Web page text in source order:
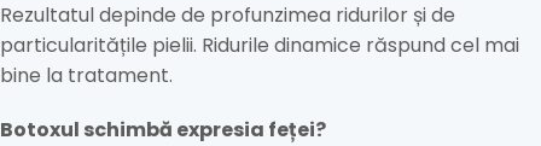
Rezultatul depinde de profunzimea ridurilor și de
particularitățile pielii. Ridurile dinamice răspund cel mai
bine la tratament.
Botoxul schimbă expresia feței?